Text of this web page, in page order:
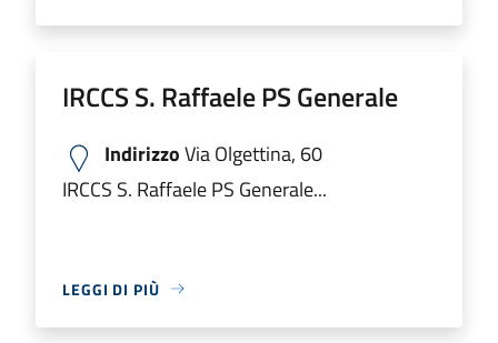
IRCCS S. Raffaele PS Generale
IndirizzoVia Olgettina, 60
IRCCS S. Raffaele PS Generale...
LEGGI DI PIÙ